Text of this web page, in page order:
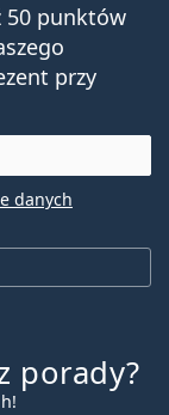
50 punktów
przy
danych
porady?